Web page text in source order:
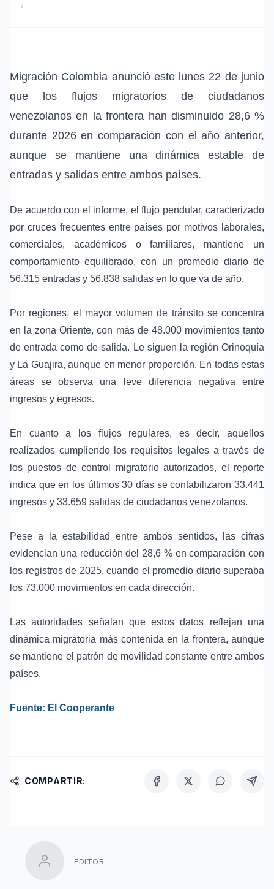
•
Migración Colombia anunció este lunes 22 de junio
que los flujos migratorios de ciudadanos
venezolanos en la frontera han disminuido 28,6 %
durante 2026 en comparación con el año anterior,
aunque se mantiene una dinámica estable de
entradas y salidas entre ambos países.
De acuerdo con el informe, el flujo pendular, caracterizado
por cruces frecuentes entre países por motivos laborales,
comerciales, académicos o familiares, mantiene un
comportamiento equilibrado, con un promedio diario de
56.315 entradas y 56.838 salidas en lo que va de año.
Por regiones, el mayor volumen de tránsito se concentra
en la zona Oriente, con más de 48.000 movimientos tanto
de entrada como de salida. Le siguen la región Orinoquía
y La Guajira, aunque en menor proporción. En todas estas
áreas se observa una leve diferencia negativa entre
ingresos y egresos.
En cuanto a los flujos regulares, es decir, aquellos
realizados cumpliendo los requisitos legales a través de
los puestos de control migratorio autorizados, el reporte
indica que en los últimos 30 días se contabilizaron 33.441
ingresos y 33.659 salidas de ciudadanos venezolanos.
Pese a la estabilidad entre ambos sentidos, las cifras
evidencian una reducción del 28,6 % en comparación con
los registros de 2025, cuando el promedio diario superaba
los 73.000 movimientos en cada dirección.
Las autoridades señalan que estos datos reflejan una
dinámica migratoria más contenida en la frontera, aunque
se mantiene el patrón de movilidad constante entre ambos
países.
Fuente: El Cooperante
COMPARTIR:
EDITOR